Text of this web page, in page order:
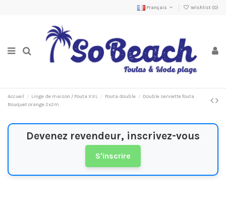
Français Wishlist (0)
Accueil Linge de maison / Fouta XXL Fouta double
Double serviette fouta
Bouquet orange 2x2m
Devenez revendeur, inscrivez-vous
S'inscrire